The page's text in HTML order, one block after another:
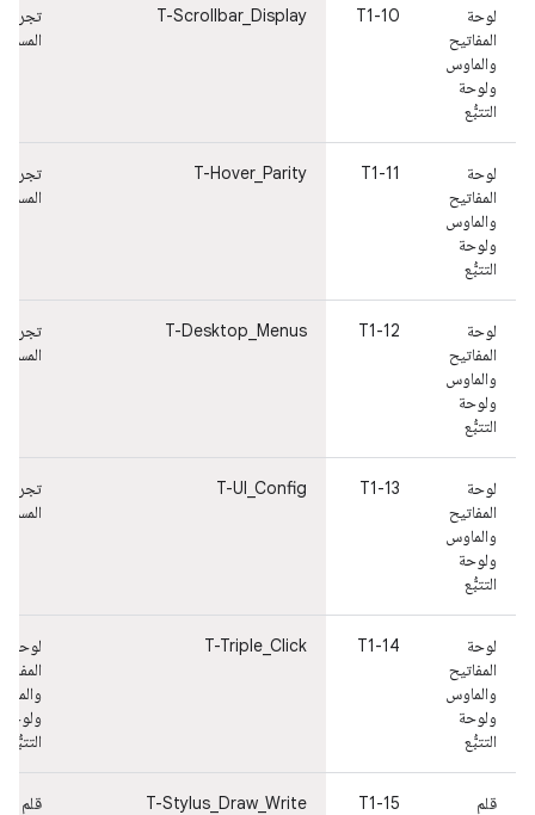
لوحة
المفاتيح
والماوس
ولوحة
التتبُّع
T1-10
T-Scrollbar_Display
تجربة
لوحة
المفاتيح
والماوس
ولوحة
التتبُّع
T1-11
T-Hover_Parity
تجربة
لوحة
المفاتيح
والماوس
ولوحة
التتبُّع
T1-12
T-Desktop_Menus
تجربة
لوحة
المفاتيح
والماوس
ولوحة
التتبُّع
T1-13
T-UI_Config
تجربة
لوحة
المفاتيح
والماوس
ولوحة
التتبُّع
T1-14
T-Triple_Click
لوحة
ولوحة
التتبُّع
قلم
T1-15
T-Stylus_Draw_Write
قلم